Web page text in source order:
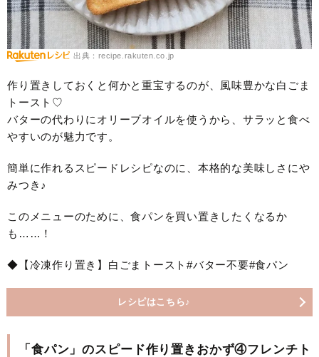
出典：recipe.rakuten.co.jp
作り置きしておくと何かと重宝するのが、風味豊かな白ごま
トースト♡
バターの代わりにオリーブオイルを使うから、サラッと食べ
やすいのが魅力です。
簡単に作れるスピードレシピなのに、本格的な美味しさにや
みつき♪
このメニューのために、食パンを買い置きしたくなるか
も……！
◆【冷凍作り置き】白ごまトースト#バター不要#食パン
レシピはこちら♪
「食パン」のスピード作り置きおかず④フレンチト